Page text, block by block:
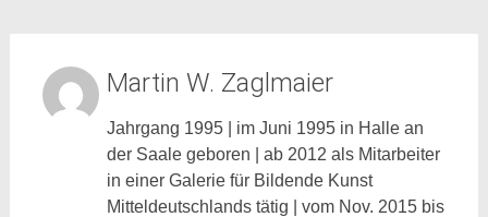
Martin W. Zaglmaier
Jahrgang 1995 | im Juni 1995 in Halle an
der Saale geboren | ab 2012 als Mitarbeiter
in einer Galerie für Bildende Kunst
Mitteldeutschlands tätig | vom Nov. 2015 bis